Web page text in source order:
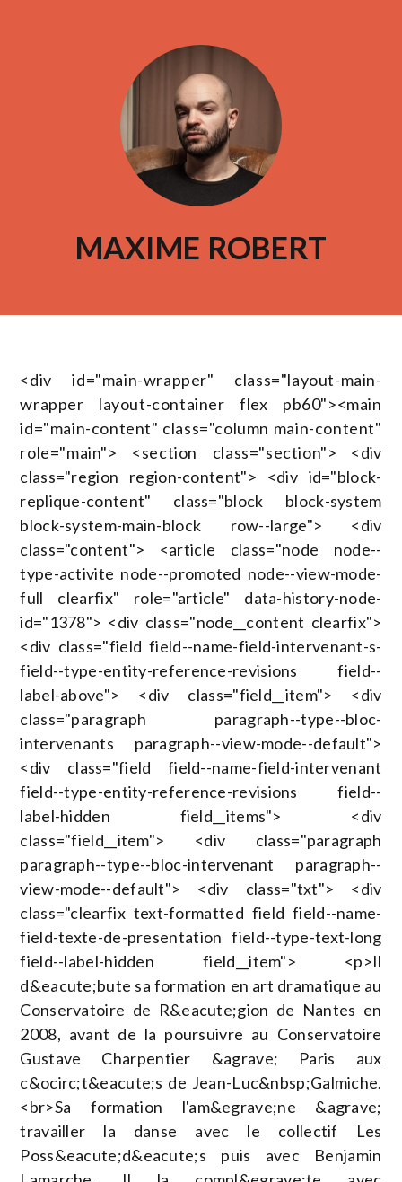
MAXIME ROBERT
<div id="main-wrapper" class="layout-main-
wrapper layout-container flex pb60"><main
id="main-content" class="column main-content"
role="main"> <section class="section"> <div
class="region region-content"> <div id="block-
replique-content" class="block block-system
block-system-main-block row--large"> <div
class="content"> <article class="node node--
type-activite node--promoted node--view-mode-
full clearfix" role="article" data-history-node-
id="1378"> <div class="node__content clearfix">
<div class="field field--name-field-intervenant-s-
field--type-entity-reference-revisions field--
label-above"> <div class="field__item"> <div
class="paragraph paragraph--type--bloc-
intervenants paragraph--view-mode--default">
<div class="field field--name-field-intervenant
field--type-entity-reference-revisions field--
label-hidden field__items"> <div
class="field__item"> <div class="paragraph
paragraph--type--bloc-intervenant paragraph--
view-mode--default"> <div class="txt"> <div
class="clearfix text-formatted field field--name-
field-texte-de-presentation field--type-text-long
field--label-hidden field__item"> <p>Il
d&eacute;bute sa formation en art dramatique au
Conservatoire de R&eacute;gion de Nantes en
2008, avant de la poursuivre au Conservatoire
Gustave Charpentier &agrave; Paris aux
c&ocirc;t&eacute;s de Jean-Luc&nbsp;Galmiche.
<br>Sa formation l'am&egrave;ne &agrave;
travailler la danse avec le collectif Les
Poss&eacute;d&eacute;s puis avec Benjamin